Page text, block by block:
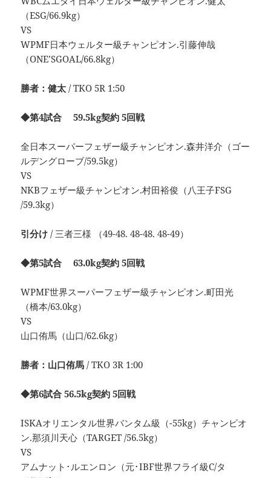
（ESG/66.9kg）
VS
WPMF日本ウェルター級チャンピオン.引藤伸哉
（ONE’SGOAL/66.8kg）
勝者：健太 / TKO 5R 1:50
◆第4試合 59.5kg契約 5回戦
全日本スーパーフェザー級チャンピオン.森井洋介（ゴー
ルデングローブ/59.5kg）
VS
NKBフェザー級チャンピオン.村田裕俊（八王子FSG
/59.3kg）
引分け / 三者三様 （49-48. 48-48. 48-49）
◆第5試合 63.0kg契約 5回戦
WPMF世界スーパーフェザー級チャンピオン.町田光
（橋本/63.0kg）
VS
山口侑馬（山口/62.6kg）
勝者：山口侑馬 / TKO 3R 1:00
◆第6試合 56.5kg契約 5回戦
ISKAオリエンタル世界バンタム級（-55kg）チャンピオ
ン.那須川天心（TARGET /56.5kg）
VS
アムナット･ルエンロン（元･IBF世界フライ級C/タ